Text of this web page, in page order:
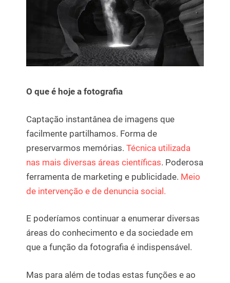
O que é hoje a fotografia
Captação instantânea de imagens que
facilmente partilhamos. Forma de
preservarmos memórias. Técnica utilizada
nas mais diversas áreas científicas. Poderosa
ferramenta de marketing e publicidade. Meio
de intervenção e de denuncia social.
E poderíamos continuar a enumerar diversas
áreas do conhecimento e da sociedade em
que a função da fotografia é indispensável.
Mas para além de todas estas funções e ao